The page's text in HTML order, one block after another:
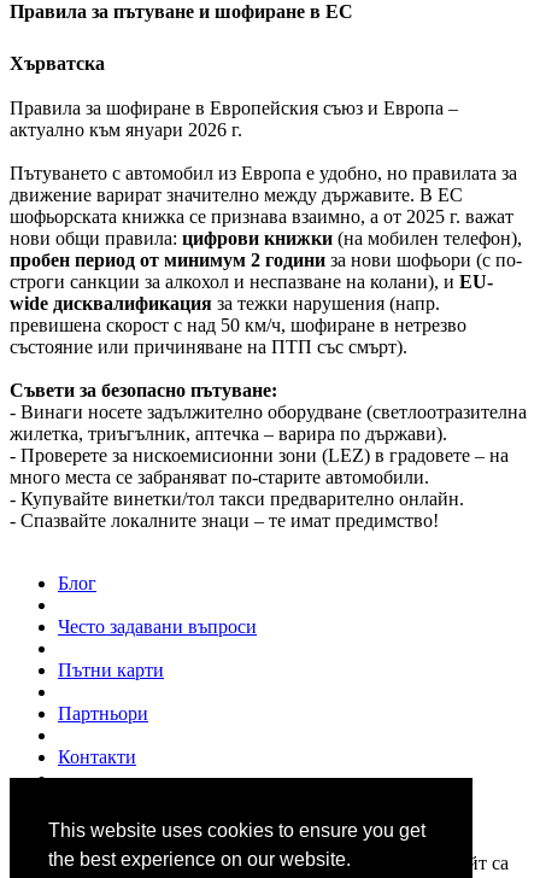
This website uses cookies to ensure you get
the best experience on our website.
Правила за пътуване и шофиране в ЕС
Хърватска
Правила за шофиране в Европейския съюз и Европа –
актуално към януари 2026 г.
Пътуването с автомобил из Европа е удобно, но правилата за
движение варират значително между държавите. В ЕС
шофьорската книжка се признава взаимно, а от 2025 г. важат
нови общи правила: цифрови книжки (на мобилен телефон),
пробен период от минимум 2 години за нови шофьори (с по-
строги санкции за алкохол и неспазване на колани), и EU-
wide дисквалификация за тежки нарушения (напр.
превишена скорост с над 50 км/ч, шофиране в нетрезво
състояние или причиняване на ПТП със смърт).
Съвети за безопасно пътуване:
- Винаги носете задължително оборудване (светлоотразителна
жилетка, триъгълник, аптечка – варира по държави).
- Проверете за нискоемисионни зони (LEZ) в градовете – на
много места се забраняват по-старите автомобили.
- Купувайте винетки/тол такси предварително онлайн.
- Спазвайте локалните знаци – те имат предимство!
Блог
Често задавани въпроси
Пътни карти
Партньори
Контакти
© 2007 - 2026www.shofior.com. Всички права запазени.
Всички текстове и изображения публикувани в този сайт са